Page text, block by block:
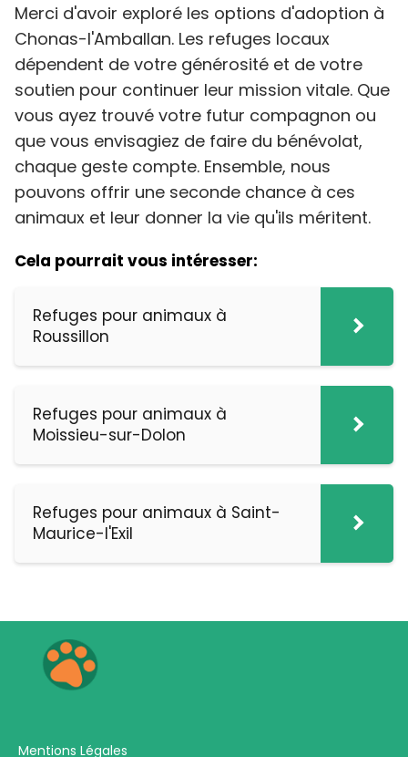
Merci d'avoir exploré les options d'adoption à
Chonas-l'Amballan. Les refuges locaux
dépendent de votre générosité et de votre
soutien pour continuer leur mission vitale. Que
vous ayez trouvé votre futur compagnon ou
que vous envisagiez de faire du bénévolat,
chaque geste compte. Ensemble, nous
pouvons offrir une seconde chance à ces
animaux et leur donner la vie qu'ils méritent.
Cela pourrait vous intéresser:
Refuges pour animaux à
Roussillon
Refuges pour animaux à
Moissieu-sur-Dolon
Refuges pour animaux à Saint-
Maurice-l'Exil
Mentions Légales